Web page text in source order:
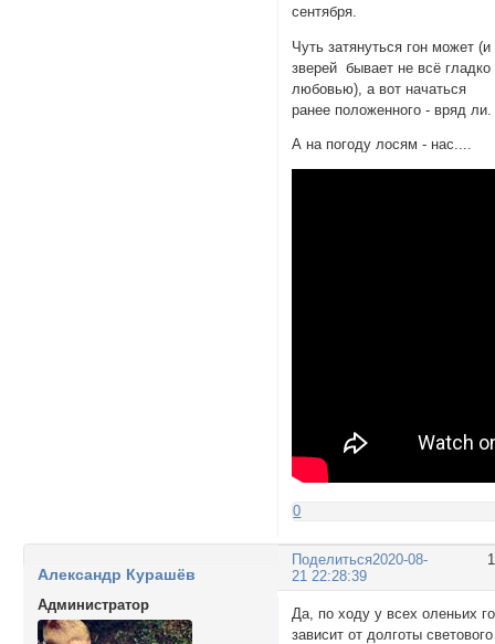
сентября.
Чуть затянуться гон может (и
зверей бывает не всё гладко
любовью), а вот начаться
ранее положенного - вряд ли.
А на погоду лосям - нас....
0
Поделиться2020-08-
21 22:28:39
Александр Курашёв
Администратор
Да, по ходу у всех оленьих
зависит от долготы светового